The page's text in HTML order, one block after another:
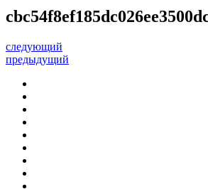
следующий
предыдущий